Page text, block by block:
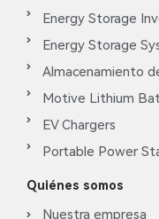
Energy Storage
Energy Storage
Almacenamiento
Motive Lithium
EV Chargers
Portable Power
Quiénes somos
Nuestra empresa